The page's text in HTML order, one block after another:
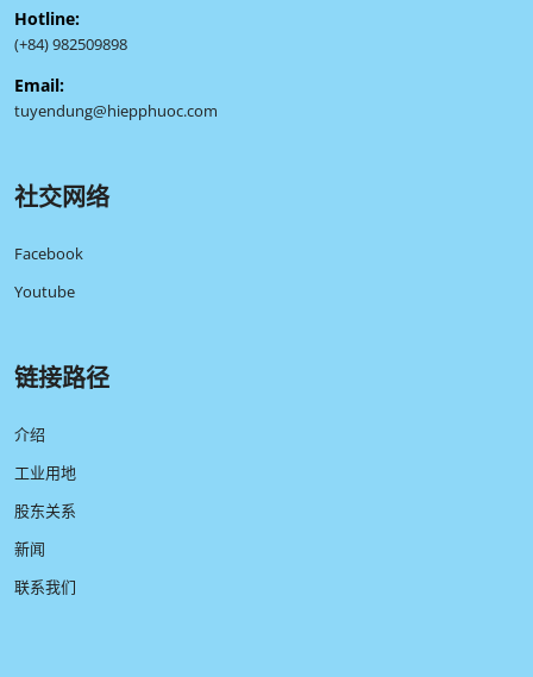
Hotline:
(+84) 982509898
Email:
tuyendung@hiepphuoc.com
社交网络
Facebook
Youtube
链接路径
介绍
工业用地
股东关系
新闻
联系我们